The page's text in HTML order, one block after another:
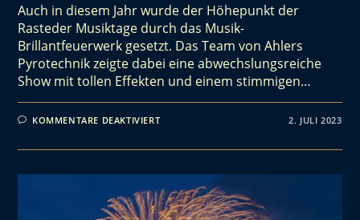
Auch in diesem Jahr wurde der Höhepunkt der
Rasteder Musiktage durch das Musik-
Brillantfeuerwerk gesetzt. Das Team von Ahlers
Pyrotechnik zeigte dabei eine abwechslungsreiche
Show mit tollen Effekten und einem stimmigen…
KOMMENTARE DEAKTIVIERT 2. JULI 2023